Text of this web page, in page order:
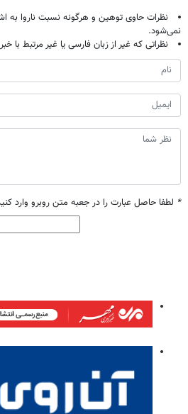
نظرات حاوی توهین و هرگونه نسبت ناروا
نمی‌شود.
نظراتی که غیر از زبان فارسی یا غیر مرتبط با
* لطفا حاصل عبارت را در جعبه متن روبرو وارد